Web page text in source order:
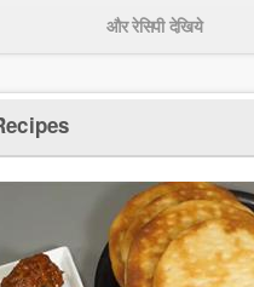
और रेसिपी देखिये